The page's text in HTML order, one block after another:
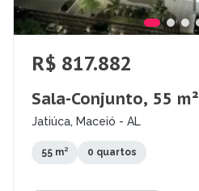
R$ 817.882
Sala-Conjunto, 55 m²
Jatiúca, Maceió - AL
55 m² 0 quartos